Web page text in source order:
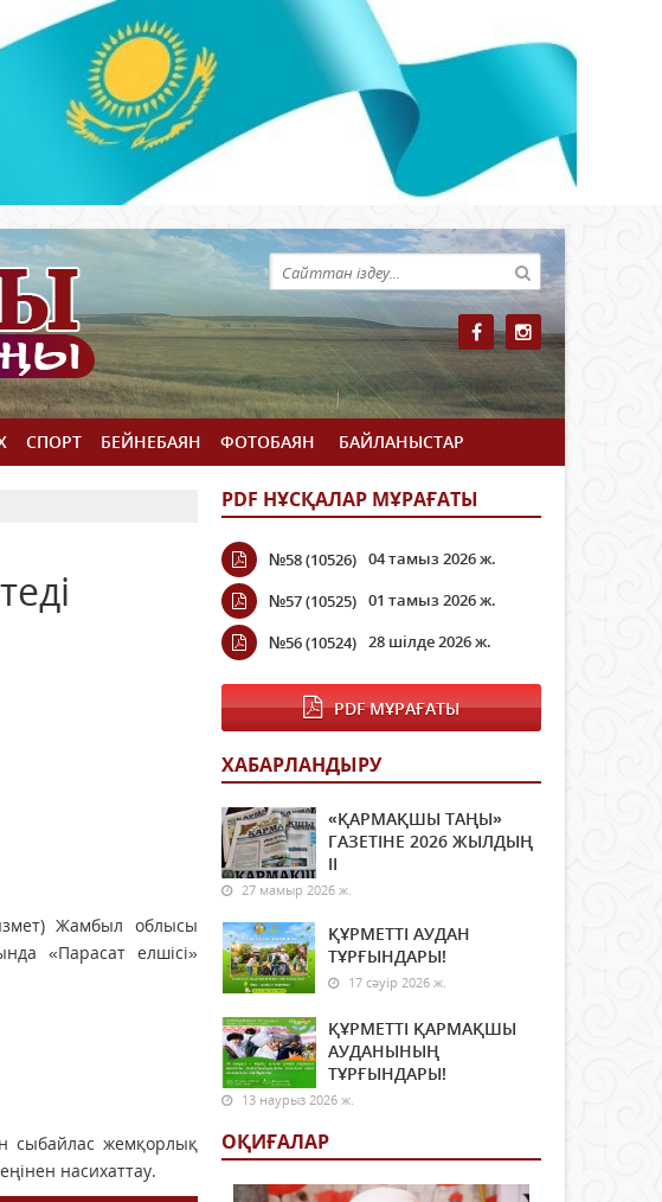
СПОРТ БЕЙНЕБАЯН ФОТОБАЯН БАЙЛАНЫСТАР
Жамбыл облысы
«Парасат елшісі»
сыбайлас жемқорлық
насихаттау.
PDF НҰСҚАЛАР МҰРАҒАТЫ
№58 (10526) 04 тамыз 2026 ж.
№57 (10525) 01 тамыз 2026 ж.
№56 (10524) 28 шілде 2026 ж.
PDF МҰРАҒАТЫ
ХАБАРЛАНДЫРУ
«ҚАРМАҚШЫ ТАҢЫ»
ГАЗЕТІНЕ 2026 ЖЫЛДЫҢ
ІI
27 мамыр 2026 ж.
ҚҰРМЕТТІ АУДАН
ТҰРҒЫНДАРЫ!
17 сәуір 2026 ж.
ҚҰРМЕТТІ ҚАРМАҚШЫ
АУДАНЫНЫҢ
ТҰРҒЫНДАРЫ!
13 наурыз 2026 ж.
ОҚИҒАЛАР